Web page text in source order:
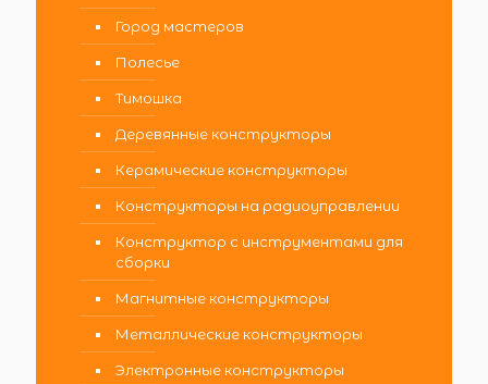
Город мастеров
Полесье
Тимошка
Деревянные конструкторы
Керамические конструкторы
Конструкторы на радиоуправлении
Конструктор с инструментами для
сборки
Магнитные конструкторы
Металлические конструкторы
Электронные конструкторы